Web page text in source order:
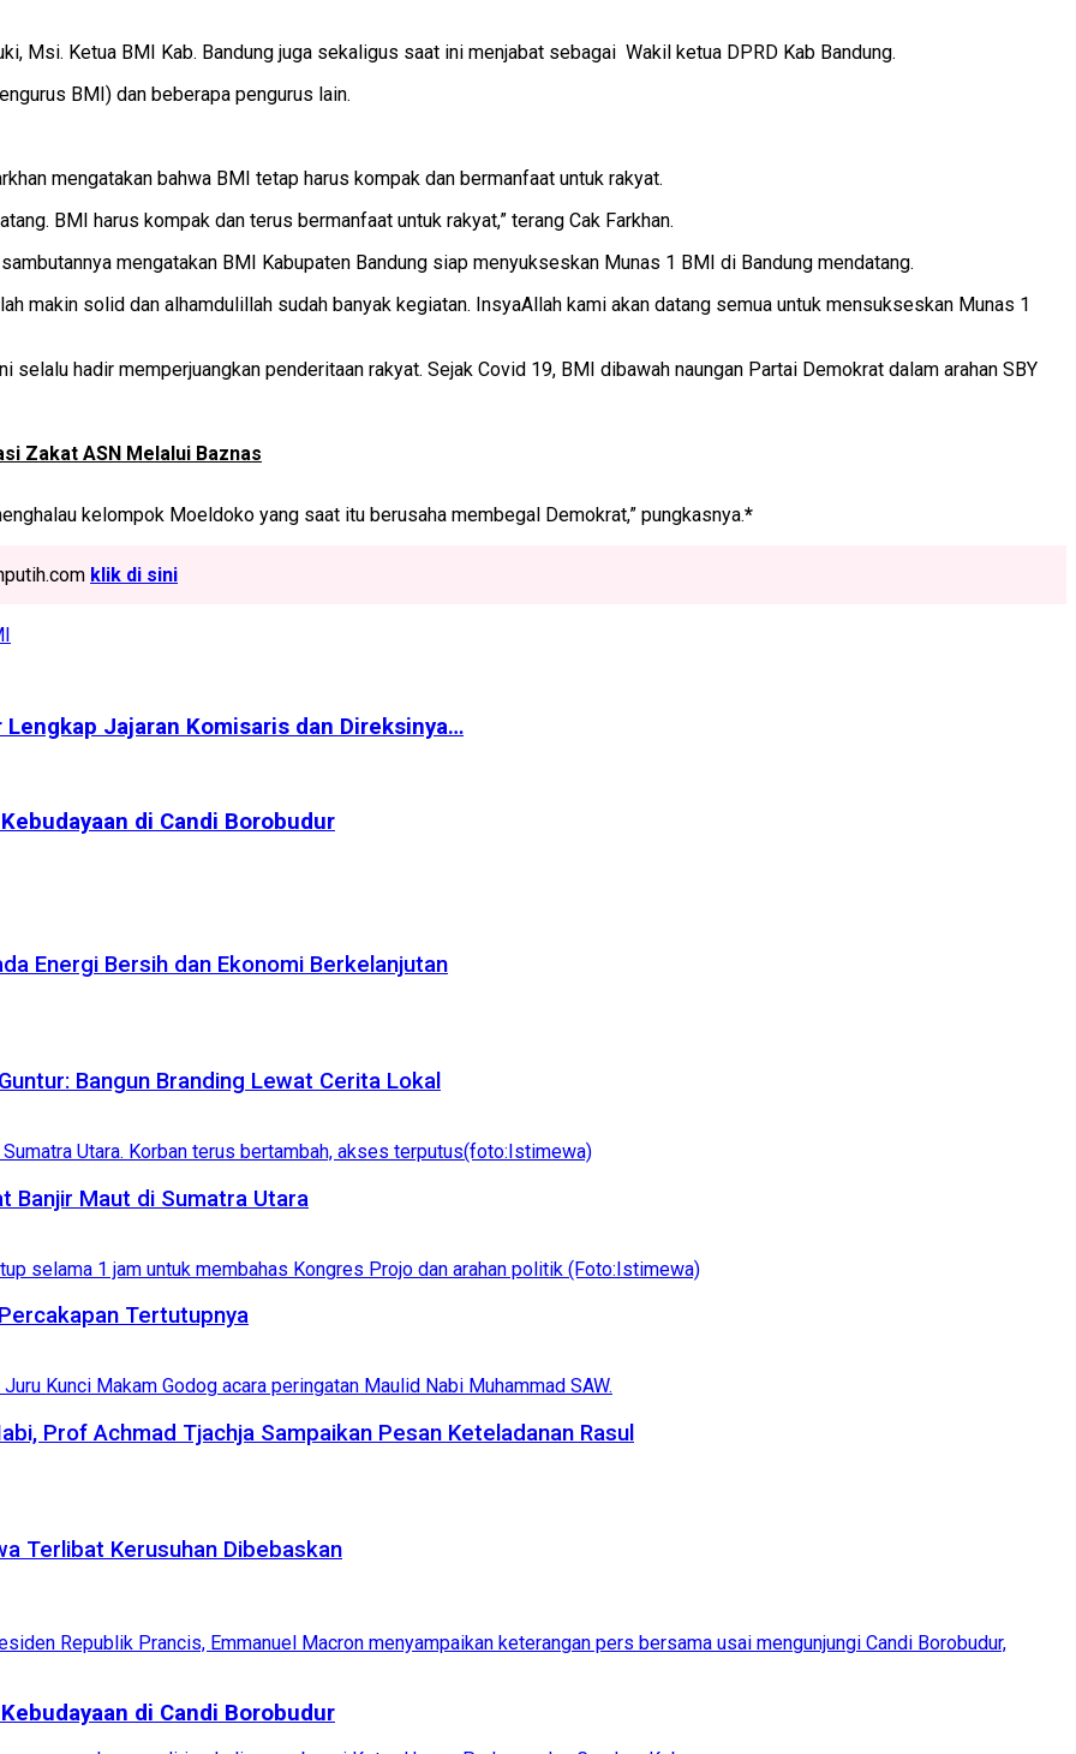
Msi. Ketua BMI Kab. Bandung juga sekaligus saat ini menjabat sebagai Wakil ketua DPRD Kab Bandung.
BMI) dan beberapa pengurus lain.
mengatakan bahwa BMI tetap harus kompak dan bermanfaat untuk rakyat.
BMI harus kompak dan terus bermanfaat untuk rakyat,” terang Cak Farkhan.
mengatakan BMI Kabupaten Bandung siap menyukseskan Munas 1 BMI di Bandung mendatang.
makin solid dan alhamdulillah sudah banyak kegiatan. InsyaAllah kami akan datang semua untuk mensukseskan Munas 1
hadir memperjuangkan penderitaan rakyat. Sejak Covid 19, BMI dibawah naungan Partai Demokrat dalam arahan SBY
Zakat ASN Melalui Baznas
kelompok Moeldoko yang saat itu berusaha membegal Demokrat,” pungkasnya.*
klik di sini
Jajaran Komisaris dan Direksinya…
di Candi Borobudur
Energi Bersih dan Ekonomi Berkelanjutan
Bangun Branding Lewat Cerita Lokal
Banjir Maut di Sumatra Utara
Tertutupnya
Prof Achmad Tjachja Sampaikan Pesan Keteladanan Rasul
Terlibat Kerusuhan Dibebaskan
di Candi Borobudur